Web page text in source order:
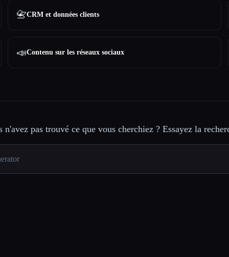
📇CRM et données clients
📣Contenu sur les réseaux sociaux
n'avez pas trouvé ce que vous cherchiez ? Essayez la